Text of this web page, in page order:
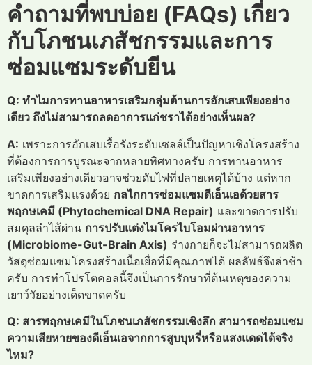
คำถามที่พบบ่อย (FAQs) เกี่ยว
กับโภชนเภสัชกรรมและการ
ซ่อมแซมระดับยีน
Q: ทำไมการทานอาหารเสริมกลุ่มต้านการอักเสบเพียงอย่าง
เดียว ถึงไม่สามารถลดอาการแก่ชราได้อย่างเห็นผล?
A: เพราะการอักเสบเรื้อรังระดับเซลล์เป็นปัญหาเชิงโครงสร้าง
ที่ต้องการการบูรณะจากหลายทิศทางครับ การทานอาหาร
เสริมเพียงอย่างเดียวอาจช่วยดับไฟที่ปลายเหตุได้บ้าง แต่หาก
ขาดการเสริมแรงด้วย กลไกการซ่อมแซมดีเอ็นเอด้วยสาร
พฤกษเคมี (Phytochemical DNA Repair) และขาดการปรับ
สมดุลลำไส้ผ่าน การปรับแต่งไมโครไบโอมผ่านอาหาร
(Microbiome-Gut-Brain Axis) ร่างกายก็จะไม่สามารถผลิต
วัสดุซ่อมแซมโครงสร้างเนื้อเยื่อที่มีคุณภาพได้ ผลลัพธ์จึงล่าช้า
ครับ การทำโปรโตคอลนี้จึงเป็นการรักษาที่ต้นเหตุของความ
เยาว์วัยอย่างเด็ดขาดครับ
Q: สารพฤกษเคมีในโภชนเภสัชกรรมเชิงลึก สามารถซ่อมแซม
ความเสียหายของดีเอ็นเอจากการสูบบุหรี่หรือแสงแดดได้จริง
ไหม?